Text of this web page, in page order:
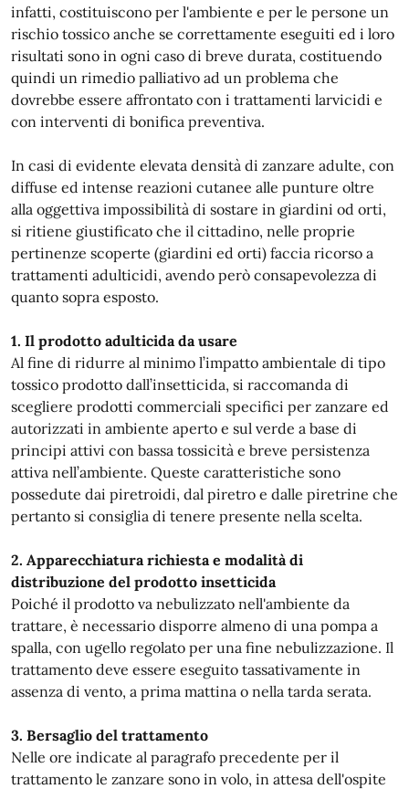
infatti, costituiscono per l'ambiente e per le persone un
rischio tossico anche se correttamente eseguiti ed i loro
risultati sono in ogni caso di breve durata, costituendo
quindi un rimedio palliativo ad un problema che
dovrebbe essere affrontato con i trattamenti larvicidi e
con interventi di bonifica preventiva.
In casi di evidente elevata densità di zanzare adulte, con
diffuse ed intense reazioni cutanee alle punture oltre
alla oggettiva impossibilità di sostare in giardini od orti,
si ritiene giustificato che il cittadino, nelle proprie
pertinenze scoperte (giardini ed orti) faccia ricorso a
trattamenti adulticidi, avendo però consapevolezza di
quanto sopra esposto.
1. Il prodotto adulticida da usare
Al fine di ridurre al minimo l’impatto ambientale di tipo
tossico prodotto dall’insetticida, si raccomanda di
scegliere prodotti commerciali specifici per zanzare ed
autorizzati in ambiente aperto e sul verde a base di
principi attivi con bassa tossicità e breve persistenza
attiva nell’ambiente. Queste caratteristiche sono
possedute dai piretroidi, dal piretro e dalle piretrine che
pertanto si consiglia di tenere presente nella scelta.
2. Apparecchiatura richiesta e modalità di
distribuzione del prodotto insetticida
Poiché il prodotto va nebulizzato nell'ambiente da
trattare, è necessario disporre almeno di una pompa a
spalla, con ugello regolato per una fine nebulizzazione. Il
trattamento deve essere eseguito tassativamente in
assenza di vento, a prima mattina o nella tarda serata.
3. Bersaglio del trattamento
Nelle ore indicate al paragrafo precedente per il
trattamento le zanzare sono in volo, in attesa dell'ospite